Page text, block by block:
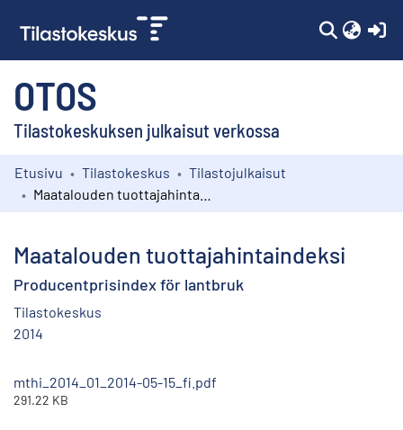
OTOS
Tilastokeskuksen julkaisut verkossa
Kokoelmat
Etusivu Tilastokeskus
Tilastojulkaisut
Maatalouden tuottajahintaindeksi
Producentprisindex för lantbruk
Tilastokeskus
2014
mthi_2014_01_2014-05-15_fi.pdf
291.22 KB